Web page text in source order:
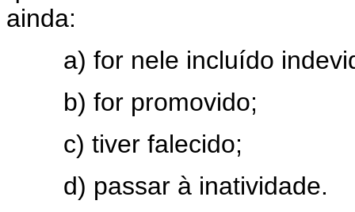
ainda:
a) for nele incluído
b) for promovido;
c) tiver falecido;
d) passar à inatividade.